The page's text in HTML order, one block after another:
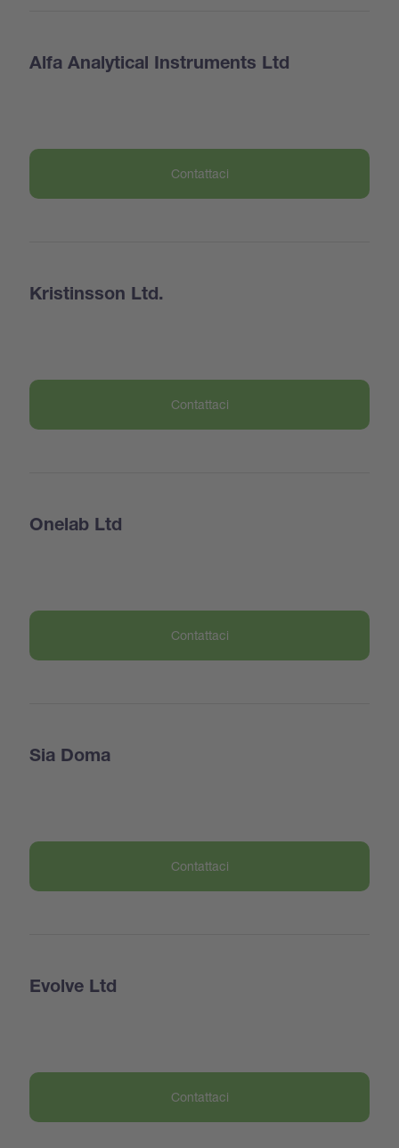
Alfa Analytical Instruments Ltd
Contattaci
Kristinsson Ltd.
Contattaci
Onelab Ltd
Contattaci
Sia Doma
Contattaci
Evolve Ltd
Contattaci